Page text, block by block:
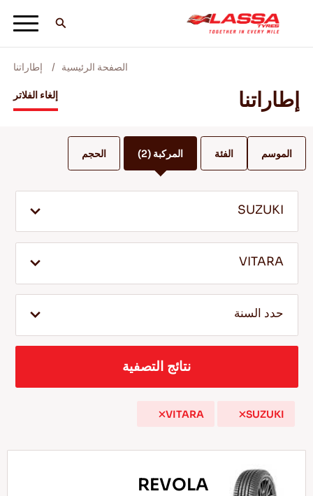
المدونات ومقاطع الفيديو
الخدمة والمساعدة
نصائح للقيادة في الثلج
اقرأ المزيد
الصفحة الرئيسية إطاراتنا
إطاراتنا إلغاء الفلاتر
الموسم الفئة المركبة (2) الحجم
SUZUKI
VITARA
حدد السنة
نتائج التصفية
SUZUKI
VITARA
REVOLA